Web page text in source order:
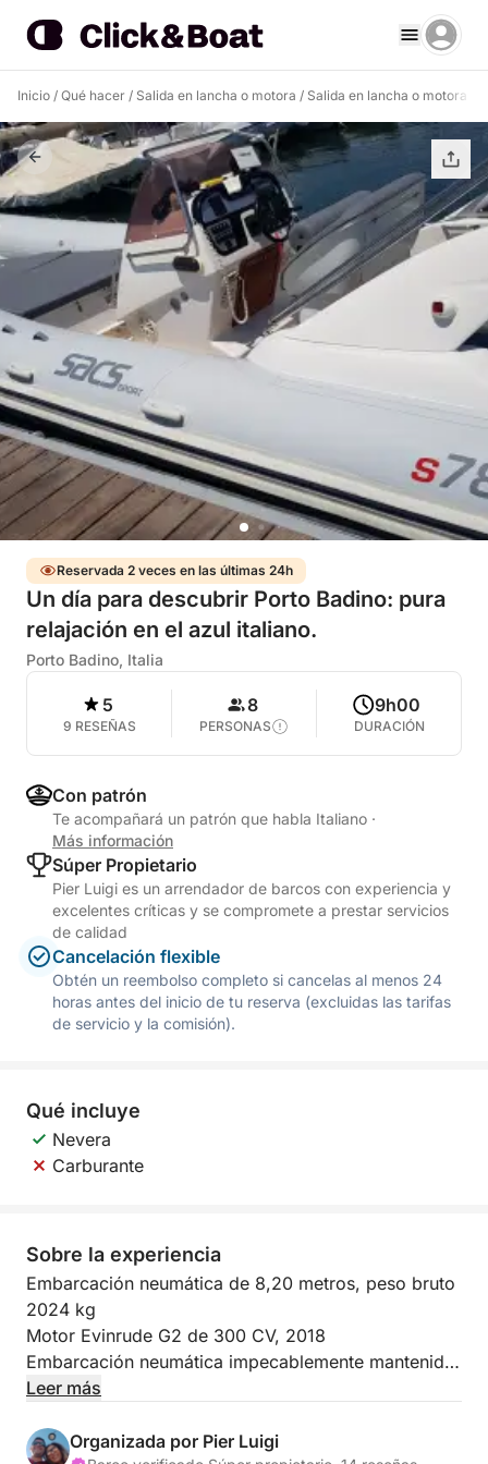
Inicio / Qué hacer / Salida en lancha o motora / Salida en lancha o motora
Reservada 2 veces en las últimas 24h
Un día para descubrir Porto Badino: pura
relajación en el azul italiano.
Porto Badino, Italia
5
9 RESEÑAS
8
PERSONAS
9h00
DURACIÓN
Con patrón
Te acompañará un patrón que habla Italiano ·
Más información
Súper Propietario
Pier Luigi es un arrendador de barcos con experiencia y
excelentes críticas y se compromete a prestar servicios
de calidad
Cancelación flexible
Obtén un reembolso completo si cancelas al menos 24
horas antes del inicio de tu reserva (excluidas las tarifas
de servicio y la comisión).
Qué incluye
Nevera
Carburante
Sobre la experiencia
Embarcación neumática de 8,20 metros, peso bruto
2024 kg
Motor Evinrude G2 de 300 CV, 2018
Embarcación neumática impecablemente mantenida,
equipada con las máximas comodidades:
solárium en proa,
Leer más
Organizada por Pier Luigi